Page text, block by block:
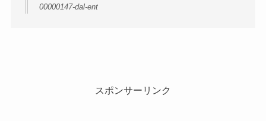
00000147-dal-ent
スポンサーリンク